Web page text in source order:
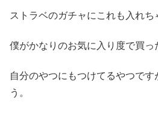
ストラベのガチャにこれも入れち
僕がかなりのお気に入り度で買っ
自分のやつにもつけてるやつです
う。